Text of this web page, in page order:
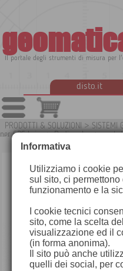
Il portale degli strumenti di misura per
disto.it
PRODOTTI & SOLUZIONI > SISTEMI
per GPS Leica>Radio a lunga
Informativa
Utilizziamo i cookie
sul sito, ci
funzionamento e la
I cookie tecnici
sito, come la scelta
visualizzazione ed il
(in forma anonima).
Il sito può anche
quelli dei social, per